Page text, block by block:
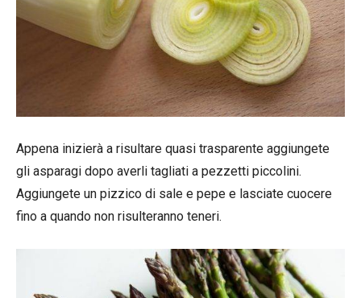
Appena inizierà a risultare quasi trasparente aggiungete
gli asparagi dopo averli tagliati a pezzetti piccolini.
Aggiungete un pizzico di sale e pepe e lasciate cuocere
fino a quando non risulteranno teneri.